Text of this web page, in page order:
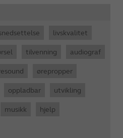
livskvalitet
tilvenning audiograf
ørepropper
oppladbar utvikling
musikk hjelp